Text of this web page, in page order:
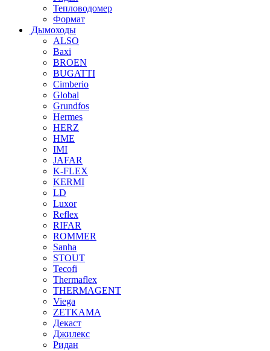
Тепловодомер
Формат
Дымоходы
ALSO
Baxi
BROEN
BUGATTI
Cimberio
Global
Grundfos
Hermes
HERZ
HME
IMI
JAFAR
K-FLEX
KERMI
LD
Luxor
Reflex
RIFAR
ROMMER
Sanha
STOUT
Tecofi
Thermaflex
THERMAGENT
Viega
ZETKAMA
Декаст
Джилекс
Ридан